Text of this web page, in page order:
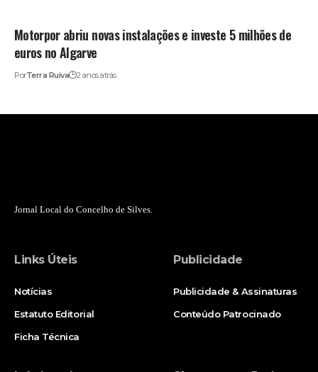
Motorpor abriu novas instalações e investe 5 milhões de
euros no Algarve
PorTerra Ruiva 2 anos atrás
Jornal Local do Concelho de Silves.
Links Úteis
Notícias
Estatuto Editorial
Ficha Técnica
Publicidade
Publicidade & Assinaturas
Conteúdo Patrocinado